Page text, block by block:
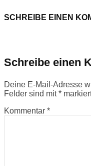
SCHREIBE EINEN
Schreibe einen
Deine E-Mail-Adresse
Felder sind mit*
Kommentar *